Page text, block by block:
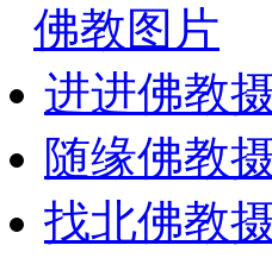
佛教图片
进进佛教
随缘佛教
找北佛教